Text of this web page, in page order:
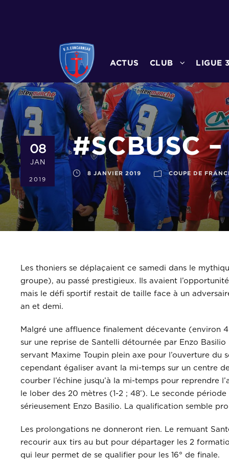
ACTUS CLUB LIGUE
08
JAN
2019
#SCBUSC
8 JANVIER 2019 COUPE DE
Les thoniers se déplaçaient ce samedi dans le
groupe), au passé prestigieux. Ils avaient
mais le défi sportif restait de taille face à un
an et demi.
Malgré une affluence finalement décevante (environ
sur une reprise de Santelli détournée par Enzo
servant Maxime Toupin plein axe pour l’ouverture du
cependant égaliser avant la mi-temps sur un centre
courber l’échine jusqu’à la mi-temps pour reprendre
le lober des 20 mètres (1-2 ; 48’). Le seconde
sérieusement Enzo Basilio. La qualification semble
Les prolongations ne donneront rien. Le remuant
recourir aux tirs au but pour départager les 2
qui leur permet de se qualifier pour les 16° de finale.